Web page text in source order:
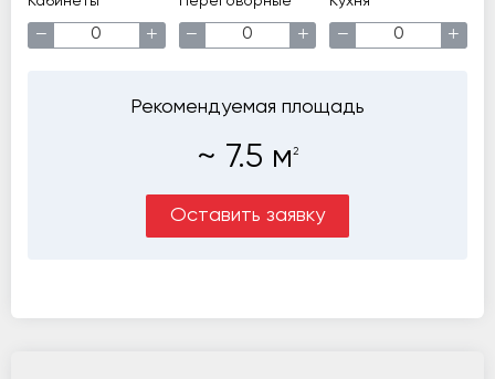
− + − + − +
Рекомендуемая площадь
~ 7.5 м 2
Оставить заявку